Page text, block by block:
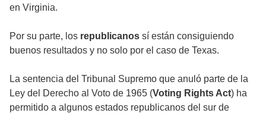
en Virginia.
Por su parte, los republicanos sí están consiguiendo
buenos resultados y no solo por el caso de Texas.
La sentencia del Tribunal Supremo que anuló parte de la
Ley del Derecho al Voto de 1965 (Voting Rights Act) ha
permitido a algunos estados republicanos del sur de